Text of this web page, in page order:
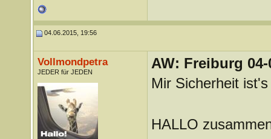
04.06.2015, 19:56
Vollmondpetra
JEDER für JEDEN
AW: Freiburg
Mir Sicherheit
HALLO